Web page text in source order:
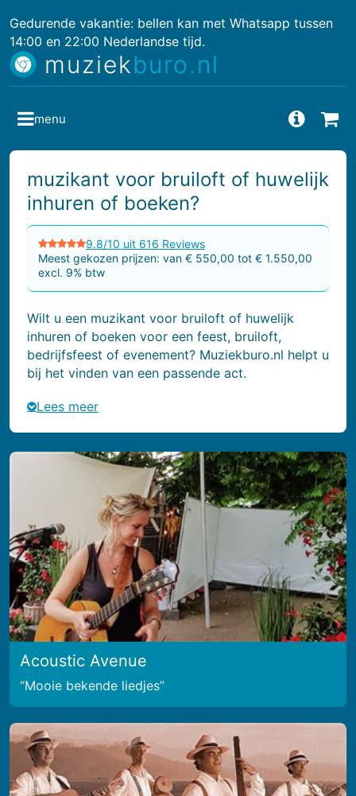
Gedurende vakantie: bellen kan met Whatsapp tussen
14:00 en 22:00 Nederlandse tijd.
muziekburo.nl
muzikant voor bruiloft of huwelijk
inhuren of boeken?
9.8/10 uit 616 Reviews
Meest gekozen prijzen: van € 550,00 tot € 1.550,00
excl. 9% btw
Wilt u een muzikant voor bruiloft of huwelijk
inhuren of boeken voor een feest, bruiloft,
bedrijfsfeest of evenement? Muziekburo.nl helpt u
bij het vinden van een passende act.
Lees meer
Acoustic Avenue
Mooie bekende liedjes
menu